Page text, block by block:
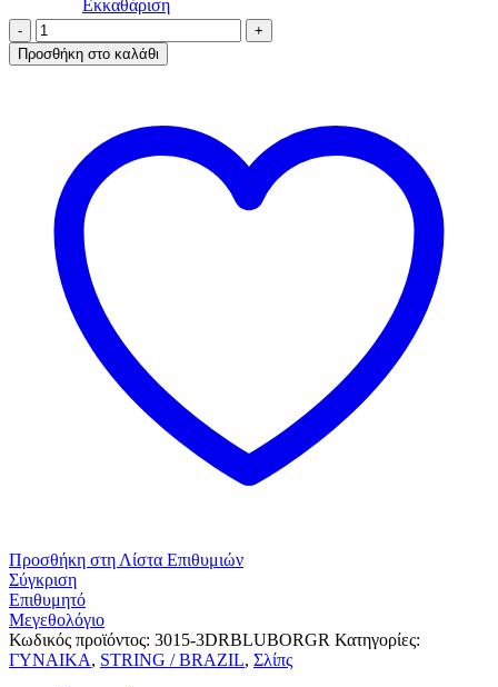
Εκκαθάριση
A.A
UNDERWEAR
Brazil
Modal
Μπλε
σκούρο,
Μπορντό
Γκρι
ποσότητα
Προσθήκη στο καλάθι
Προσθήκη στη Λίστα Επιθυμιών
Σύγκριση
Επιθυμητό
Μεγεθολόγιο
Κωδικός προϊόντος: 3015-3DRBLUBORGR Κατηγορίες:
ΓΥΝΑΙΚΑ, STRING / BRAZIL, Σλίπς